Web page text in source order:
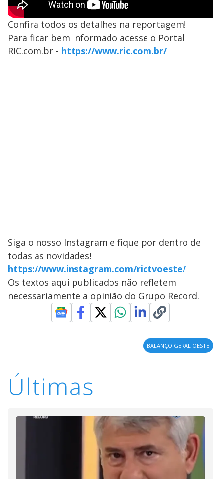
Confira todos os detalhes na reportagem!
Para ficar bem informado acesse o Portal
RIC.com.br - https://www.ric.com.br/
Siga o nosso Instagram e fique por dentro de
todas as novidades!
https://www.instagram.com/rictvoeste/
Os textos aqui publicados não refletem
necessariamente a opinião do Grupo Record.
BALANÇO GERAL OESTE
Últimas